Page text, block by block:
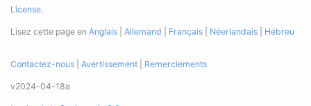
License.
Lisez cette page en Anglais Allemand Français Néerlandais Hébreu
Contactez-nous Avertissement Remerciements
v2024-04-18a